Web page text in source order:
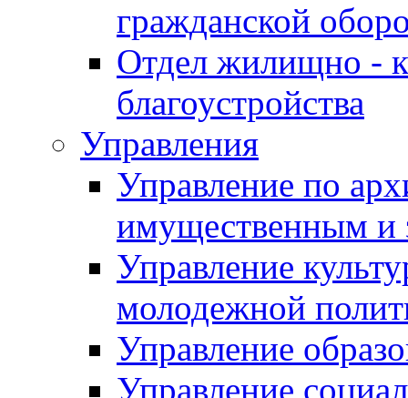
гражданской
Отдел жилищно -
благоустройства
Управления
Управление по
имущественным и
Управление
молодежной
Управление
Управление